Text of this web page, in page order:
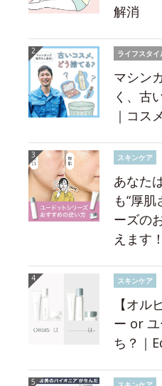
解消
ライフスタイ
マシン
く、古
｜コス
スキンケア
あなた
も“厚
ーズの
えます！
スキンケア
【オル
ー or
ち？｜